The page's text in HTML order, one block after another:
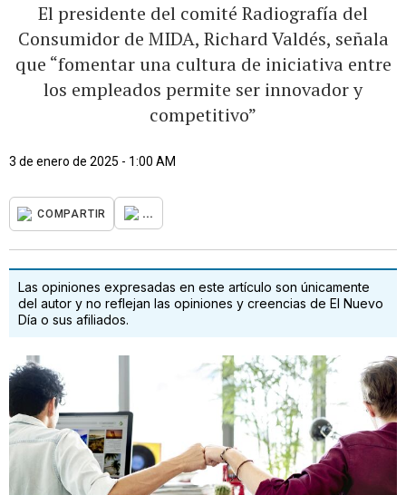
El presidente del comité Radiografía del
Consumidor de MIDA, Richard Valdés, señala
que “fomentar una cultura de iniciativa entre
los empleados permite ser innovador y
competitivo”
3 de enero de 2025 - 1:00 AM
COMPARTIR ...
Las opiniones expresadas en este artículo son únicamente
del autor y no reflejan las opiniones y creencias de El Nuevo
Día o sus afiliados.